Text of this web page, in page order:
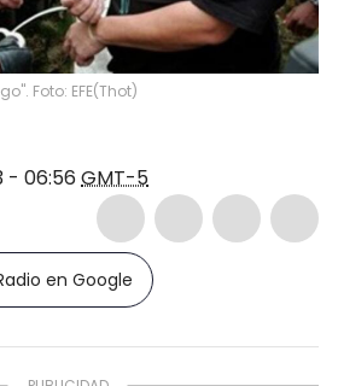
Foto: EFE(Thot)
- 06:56 GMT-5
en Google